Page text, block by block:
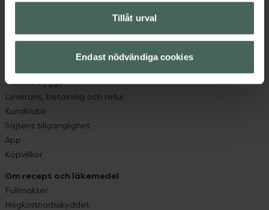
Tillåt urval
Endast nödvändiga cookies
Kontakta oss
Handla tryggt
Leverans, betalning och retur
Kundklubb
Sajtens tillgänglighet
App
Köpvillkor
Om recept och läkemedel
Fullmakter
Högkostnadsskyddet